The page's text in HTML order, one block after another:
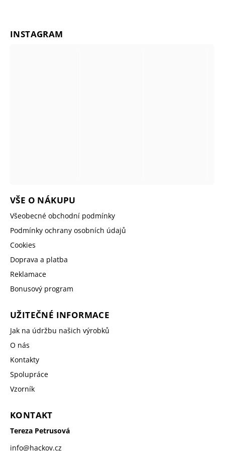
INSTAGRAM
VŠE O NÁKUPU
Všeobecné obchodní podmínky
Podmínky ochrany osobních údajů
Cookies
Doprava a platba
Reklamace
Bonusový program
UŽITEČNÉ INFORMACE
Jak na údržbu našich výrobků
O nás
Kontakty
Spolupráce
Vzorník
KONTAKT
Tereza Petrusová
info@hackov.cz